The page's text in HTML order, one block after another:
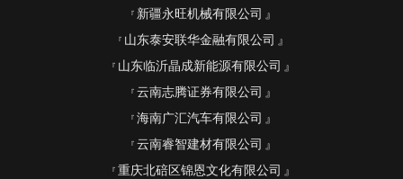
新疆永旺机械有限公司
山东泰安联华金融有限公司
山东临沂晶成新能源有限公司
云南志腾证券有限公司
海南广汇汽车有限公司
云南睿智建材有限公司
重庆北碚区锦恩文化有限公司